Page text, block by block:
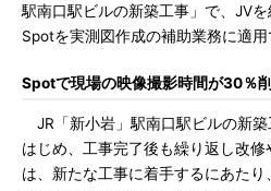
駅南口駅ビルの新築工事」で、JV
Spotを実測図作成の補助業務に適用
Spotで現場の映像撮影時間が30％
JR「新小岩」駅南口駅ビルの新
はじめ、工事完了後も繰り返し改
は、新たな工事に着手するにあた